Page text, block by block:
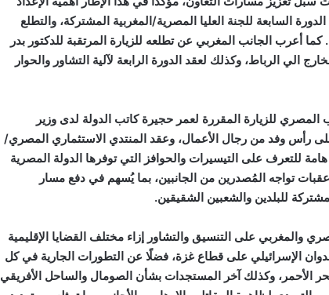
السابعة للجنة العليا المصرية/المغربية المشتركة، والتطلع
أعرب الجانب المغربي عن تطلعه للزيارة المرتقبة للدكتور بدر
الي الرباط، وكذلك لعقد الدورة الرابعة لآلية التشاور والحوار
المصري للزيارة المقررة لعمر حجيرة كاتب الدولة لدى وزير
القاهرة يوم ٤ مايو الجاري على رأس وفد من رجال الأعمال، وعقد المنتدي الاستثماري المصري/
للتعرف على التيسيرات والحوافز التي توفرها الدولة المصرية
تواجه المُصدرين من الجانبين، بما يُسهم في دفع مسار
للبلدين والشعبين الشقيقين.
على التنسيق والتشاور إزاء مختلف القضايا الإقليمية
الإسرائيلي على قطاع غزة، فضلًا عن التطورات الجارية في كل
الأحمر، وكذلك آخر المستجدات بشأن الصومال والساحل الأفريقي